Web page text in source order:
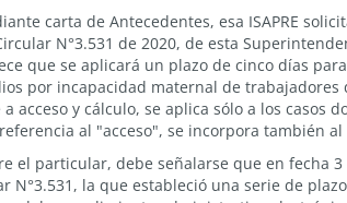
carta de Antecedentes, esa ISAPRE
N°3.531 de 2020, de esta
que se aplicará un plazo de cinco días
por incapacidad maternal de
a acceso y cálculo, se aplica sólo a los casos
al "acceso", se incorpora también
el particular, debe señalarse que en fecha
N°3.531, la que estableció una serie de